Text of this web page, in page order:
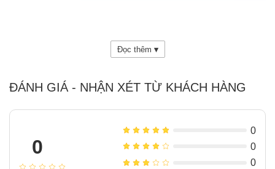
Đọc thêm ▾
ĐÁNH GIÁ - NHẬN XÉT TỪ KHÁCH HÀNG
0
0
0
0